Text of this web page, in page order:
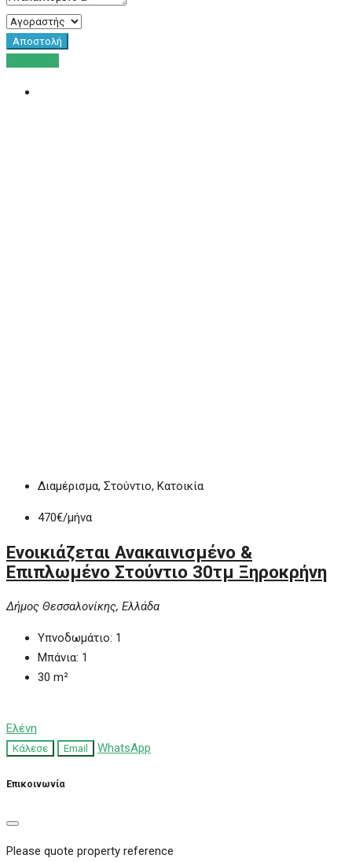
Αποστολή
Διαμέρισμα, Στούντιο, Κατοικία
470€/μήνα
Ενοικιάζεται Ανακαινισμένο &
Επιπλωμένο Στούντιο 30τμ Ξηροκρήνη
Δήμος Θεσσαλονίκης, Ελλάδα
Υπνοδωμάτιο: 1
Μπάνια: 1
30 m²
Ελένη
Κάλεσε Email WhatsApp
Επικοινωνία
Please quote property reference